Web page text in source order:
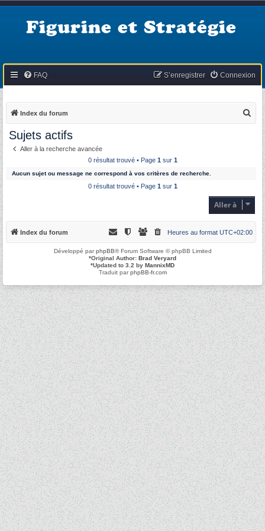
Figurine et Stratégie
FAQ Connexion
S’enregistrer
Index du forum
c
Sujets actifs
Aller à la recherche avancée
0 résultat trouvé • Page 1 sur 1
Aucun sujet ou message ne correspond à vos critères de recherche.
0 résultat trouvé • Page 1 sur 1
Aller à
Index du forum Heures au format UTC+02:00
Développé parphpBB® Forum Software © phpBB Limited
*Original Author: Brad Veryard
*Updated to 3.2 by MannixMD
Traduit parphpBB-fr.com